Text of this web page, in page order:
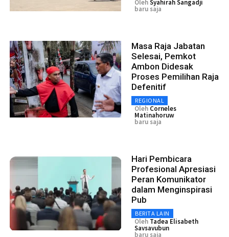
OlehSyahirah Sangadji
baru saja
Masa Raja Jabatan
Selesai, Pemkot
Ambon Didesak
Proses Pemilihan Raja
Defenitif
REGIONAL
Oleh Corneles
Matinahoruw
baru saja
Hari Pembicara
Profesional Apresiasi
Peran Komunikator
dalam Menginspirasi
Pub
BERITA LAIN
Oleh Tadea Elisabeth
Savsavubun
baru saja